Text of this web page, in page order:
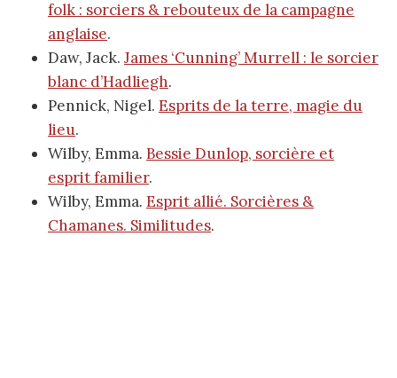
folk : sorciers & rebouteux de la campagne
anglaise.
Daw, Jack. James ‘Cunning’ Murrell : le sorcier
blanc d’Hadliegh.
Pennick, Nigel. Esprits de la terre, magie du
lieu.
Wilby, Emma. Bessie Dunlop, sorcière et
esprit familier.
Wilby, Emma. Esprit allié. Sorcières &
Chamanes. Similitudes.